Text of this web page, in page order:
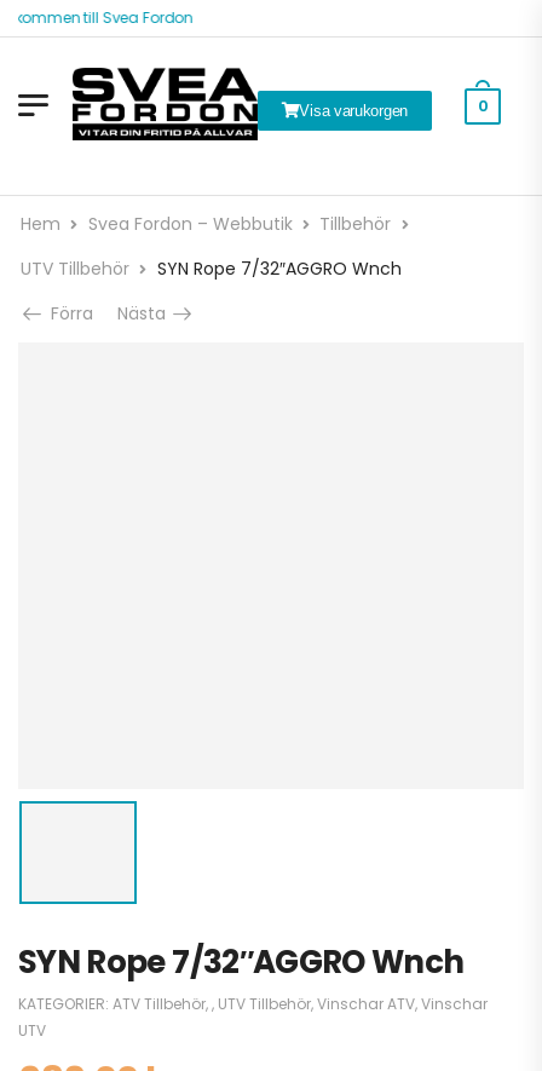
till Svea Fordon
Visa varukorgen 0
Hem Svea Fordon – Webbutik
Tillbehör
UTV Tillbehör
SYN Rope 7/32″AGGRO Wnch
Förra
Nästa
SYN Rope 7/32″AGGRO Wnch
KATEGORIER: ATV Tillbehör,, UTV Tillbehör,Vinschar ATV,Vinschar
UTV